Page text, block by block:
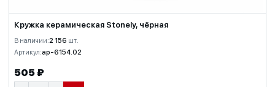
Кружка керамическая Stonely, чёрная
В наличии:2 156 шт.
Артикул:ap-6154.02
505 ₽